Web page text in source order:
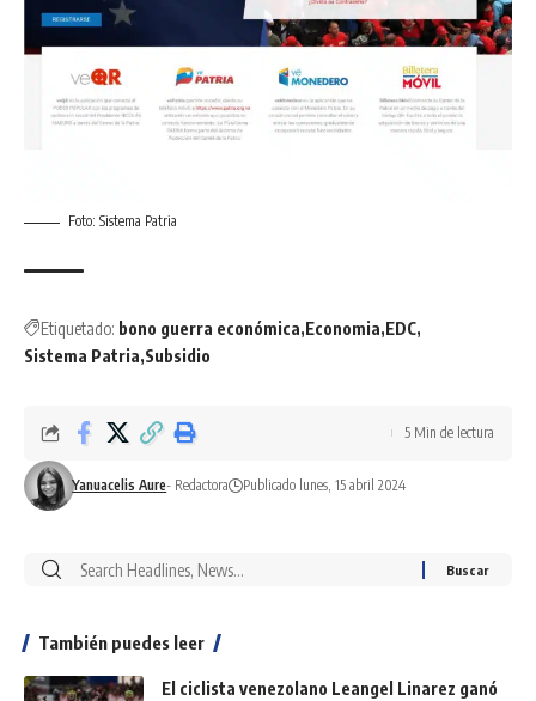
Foto: Sistema Patria
Etiquetado: bono guerra económica Economia EDC
Sistema Patria Subsidio
Yanuacelis Aure- Redactora Publicado lunes, 15 abril 2024
5 Min de lectura
También puedes leer
El ciclista venezolano Leangel Linarez ganó